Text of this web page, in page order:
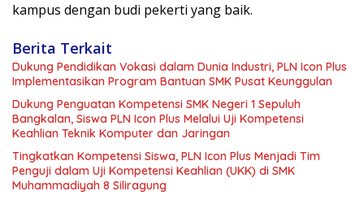
kampus dengan budi pekerti yang baik.
Berita Terkait
Dukung Pendidikan Vokasi dalam Dunia Industri, PLN Icon Plus
Implementasikan Program Bantuan SMK Pusat Keunggulan
Dukung Penguatan Kompetensi SMK Negeri 1 Sepuluh
Bangkalan, Siswa PLN Icon Plus Melalui Uji Kompetensi
Keahlian Teknik Komputer dan Jaringan
Tingkatkan Kompetensi Siswa, PLN Icon Plus Menjadi Tim
Penguji dalam Uji Kompetensi Keahlian (UKK) di SMK
Muhammadiyah 8 Siliragung